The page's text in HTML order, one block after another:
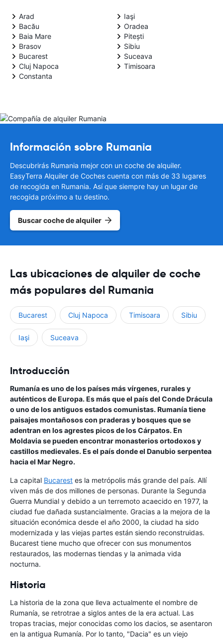
Arad
Bacău
Baia Mare
Brasov
Bucarest
Cluj Napoca
Constanta
Iaşi
Oradea
Pitești
Sibiu
Suceava
Timisoara
Información sobre Rumania
Descubrirás Rumania mejor con un coche de alquiler.
EasyTerra Alquiler de Coches cuenta con más de 33 lugares
de recogida en Rumania. Así que siempre hay un lugar de
recogida próximo a tu destino.
Buscar coche de alquiler
Las ubicaciones de alquiler de coche
más populares del Rumania
Bucarest Cluj Napoca Timisoara Sibiu
Iaşi Suceava
Introducción
Rumanía es uno de los países más vírgenes, rurales y
auténticos de Europa. Es más que el país del Conde Drácula
o uno de los antiguos estados comunistas. Rumanía tiene
paisajes montañosos con praderas y bosques que se
adentran en los agrestes picos de los Cárpatos. En
Moldavia se pueden encontrar monasterios ortodoxos y
castillos medievales. Es el país donde el Danubio serpentea
hacia el Mar Negro.
La capital Bucarest es la metrópolis más grande del país. Allí
viven más de dos millones de personas. Durante la Segunda
Guerra Mundial y debido a un terremoto acaecido en 1977, la
ciudad fue dañada sustancialmente. Gracias a la mejora de la
situación económica desde el año 2000, la ciudad ha sido
modernizada y las viejas partes están siendo reconstruidas.
Bucarest tiene mucho que ofrecer con sus monumentos
restaurados, las modernas tiendas y la animada vida
nocturna.
Historia
La historia de la zona que lleva actualmente el nombre de
Rumanía, se retrotrae a siglos antes de la era actual. Las
tropas tracias, mejor conocidas como los dacios, se asentaron
en la antigua Rumanía. Por lo tanto, "Dacia" es un viejo